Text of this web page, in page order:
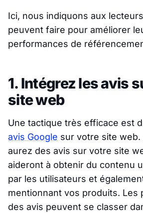
Ici, nous indiquons aux
peuvent faire pour améliorer
performances de
1. Intégrez les avis
site web
Une tactique très efficace est
avis Google sur votre site web.
aurez des avis sur votre site
aideront à obtenir du contenu
par les utilisateurs et
mentionnant vos produits. Les
des avis peuvent se classer